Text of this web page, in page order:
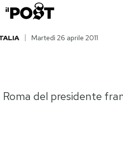
Martedì 26 aprile 2011
del presidente